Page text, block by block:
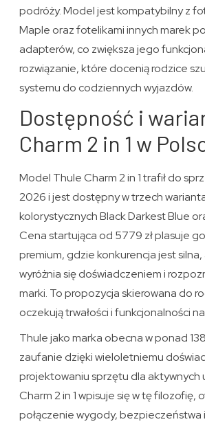
podróży. Model jest kompatybilny z
Maple oraz fotelikami innych marek
adapterów, co zwiększa jego
rozwiązanie, które docenią rodzice
systemu do codziennych wyjazdów.
Dostępność i
Charm 2 in 1 w
Model Thule Charm 2 in 1 trafił do
2026 i jest dostępny w trzech
kolorystycznych Black Darkest Blue
Cena startująca od 5779 zł plasuje
premium, gdzie konkurencja jest
wyróżnia się doświadczeniem i
marki. To propozycja skierowana do
oczekują trwałości i funkcjonalności
Thule jako marka obecna w ponad
zaufanie dzięki wieloletniemu
projektowaniu sprzętu dla aktywnych
Charm 2 in 1 wpisuje się w tę filozofię,
połączenie wygody, bezpieczeństwa